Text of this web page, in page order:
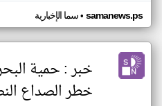
سما الإخبارية• samanews.ps
خبر : حمية
خطر الصداع